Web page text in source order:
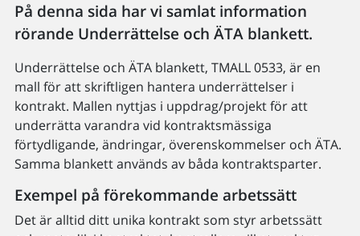
På denna sida har vi samlat information
rörande Underrättelse och ÄTA blankett.
Underrättelse och ÄTA blankett, TMALL 0533, är en
mall för att skriftligen hantera underrättelser i
kontrakt. Mallen nyttjas i uppdrag/projekt för att
underrätta varandra vid kontraktsmässiga
förtydligande, ändringar, överenskommelser och ÄTA.
Samma blankett används av båda kontraktsparter.
Exempel på förekommande arbetssätt
Det är alltid ditt unika kontrakt som styr arbetssätt